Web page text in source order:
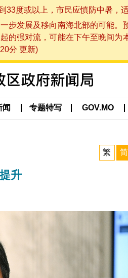
度或以上，市民应慎防中暑，
步发展及移向南海北部的可能
强对流，可能在下午至晚间为
分 更新)
闻 专题特写 GOV.MO
繁 简
升